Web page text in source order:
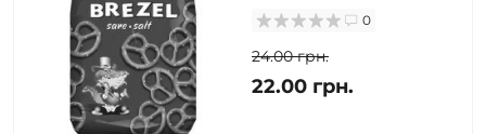
0
24.00 грн.
22.00 грн.